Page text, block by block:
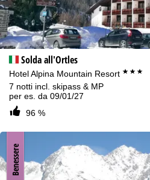
Solda all'Ortles
Hotel Alpina Mountain Resort ***
7 notti incl. skipass & MP
per es. da 09/01/27
96 %
Benessere